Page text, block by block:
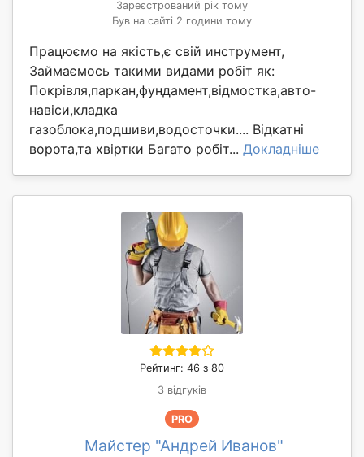
Зареєстрований рік тому
Був на сайті 2 години тому
Працюємо на якість,є свій инструмент,
Займаємось такими видами робіт як:
Покрівля,паркан,фундамент,відмостка,авто-
навіси,кладка
газоблока,подшиви,водосточки.... Відкатні
ворота,та хвіртки Багато робіт... Докладніше
Рейтинг: 46 з 80
3 відгуків
PRO
Майстер "Андрей Иванов"